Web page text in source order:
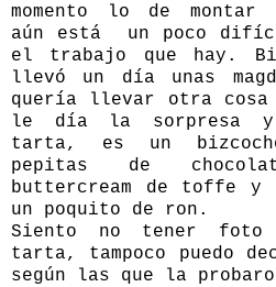
momento lo de montar
aún está un poco
el trabajo que hay.
llevó un día unas
quería llevar otra
le día la sorpresa
tarta, es un
pepitas de
buttercream de toffe y
un poquito de ron.
Siento no tener
tarta, tampoco puedo
según las que la